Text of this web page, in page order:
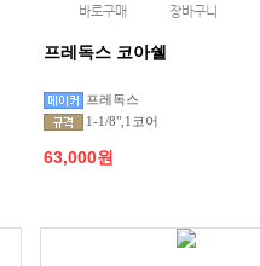
바로구매 장바구니
프레독스 코아쉘
프레독스
1-1/8",1코어
63,000원